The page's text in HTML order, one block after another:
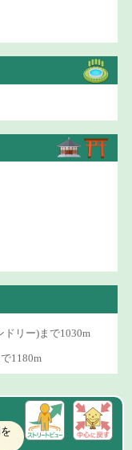
ドリー)まで1030m
1180m